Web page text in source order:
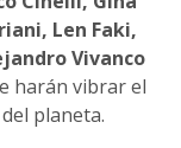
Len Faki,
Vivanco
harán vibrar el
planeta.